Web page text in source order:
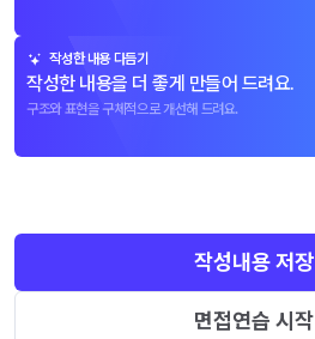
작성한 내용 다듬기
작성한 내용을 더 좋게 만들어 드려요.
구조와 표현을 구체적으로 개선해 드려요.
작성내용 저장
면접연습 시작